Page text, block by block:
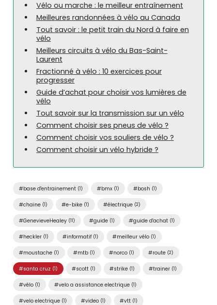
Vélo ou marche : le meilleur entraînement
Meilleures randonnées à vélo au Canada
Tout savoir : le petit train du Nord à faire en
vélo
Meilleurs circuits à vélo du Bas-Saint-
Laurent
Fractionné à vélo : 10 exercices pour
progresser
Guide d’achat pour choisir vos lumières de
vélo
Tout savoir sur la transmission sur un vélo
Comment choisir ses pneus de vélo ?
Comment choisir vos souliers de vélo ?
Comment choisir un vélo hybride ?
#base d'entrainement (1) #bmx (1) #bosh (1)
#chaine (1) #e-bike (1) #électrique (2)
#GenevieveHealey (11) #guide (1) #guide d'achat (1)
#heckler (1) #informatif (1) #meilleur vélo (1)
#moustache (1) #mtb (1) #norco (1) #route (2)
#santa cruz (1) #scott (1) #strike (1) #trainer (1)
#vélo (1) #velo a assistance electrique (1)
#velo electrique (1) #video (1) #vtt (1)